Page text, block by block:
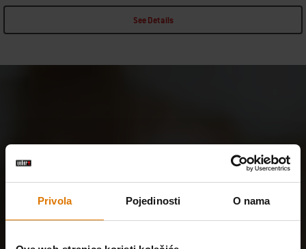
Privola Pojedinosti O nama
See Details